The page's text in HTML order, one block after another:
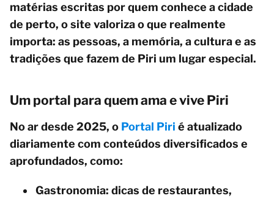
matérias escritas por quem conhece a cidade
de perto, o site valoriza o que realmente
importa: as pessoas, a memória, a cultura e as
tradições que fazem de Piri um lugar especial.
Um portal para quem ama e vive Piri
No ar desde 2025, o Portal Piri é atualizado
diariamente com conteúdos diversificados e
aprofundados, como:
Gastronomia: dicas de restaurantes,